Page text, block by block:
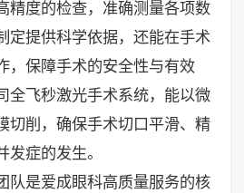
精度的检查，准确测量各项数
定提供科学依据，还能在手术
，保障手术的安全性与有效
全飞秒激光手术系统，能以微
切削，确保手术切口平滑、精
症的发生。
队是爱成眼科高质量服务的核